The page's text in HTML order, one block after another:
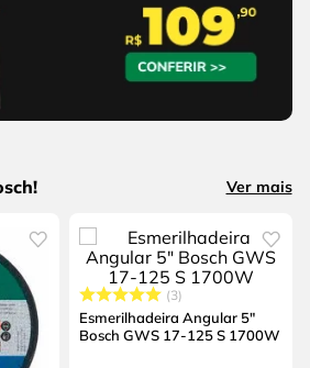
Ver mais
3
Esmerilhadeira Angular 5"
Bosch GWS 17-125 S 1700W